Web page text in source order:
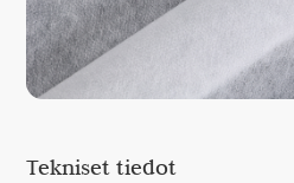
Tekniset tiedot